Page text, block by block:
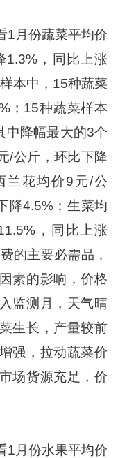
1月份蔬菜平均价
1.3%，同比上涨
本中，15种蔬菜
；15种蔬菜样本
中降幅最大的3个
/公斤，环比下降
兰花均价9元/公
降4.5%；生菜均
，同比上涨
的主要必需品，
素的影响，价格
监测月，天气晴
生长，产量较前
强，拉动蔬菜价
场货源充足，价
1月份水果平均价